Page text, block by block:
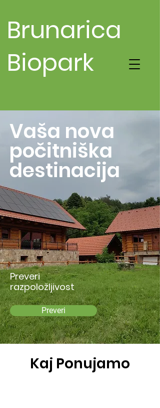
Brunarica
Biopark
Vaša nova
počitniška
destinacija
Preveri
razpoložljivost
Preveri
Kaj Ponujamo